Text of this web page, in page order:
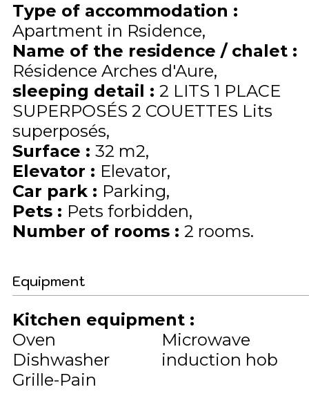
Type of accommodation :
Apartment in Rsidence
Name of the residence / chalet :
Résidence Arches d'Aure
sleeping detail : 2 LITS 1 PLACE
SUPERPOSÉS 2 COUETTES Lits
superposés
Surface : 32 m2
Elevator : Elevator
Car park : Parking
Pets : Pets forbidden
Number of rooms : 2 rooms
Equipment
Kitchen equipment :
Oven
Microwave
Dishwasher
induction hob
Grille-Pain